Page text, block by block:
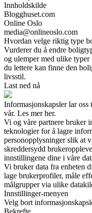
Innholdskilde
Blogghuset.com
Online Oslo
media@onlineoslo.com
Hvordan velge riktig type
Vurderer du å endre
og ulemper med ulike
du lettere kan finne den
livsstil.
Last ned nå
Informasjonskapsler lar oss
vår. Les mer her.
Vi og våre partnere bruker
teknologier for å lagre
personopplysninger slik at
skreddersydd
innstillingene dine i våre
Vi bruker data fra enheten
lage brukerprofiler, måle
målgrupper via ulike
Innstillinger-menyen
Velg bort